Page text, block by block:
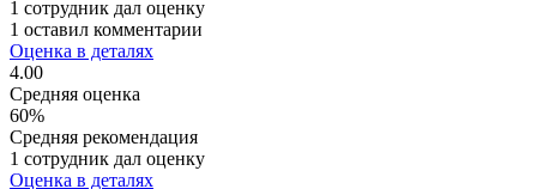
1 сотрудник дал оценку
1 оставил комментарии
Оценка в деталях
4.00
Средняя оценка
60%
Средняя рекомендация
1 сотрудник дал оценку
Оценка в деталях